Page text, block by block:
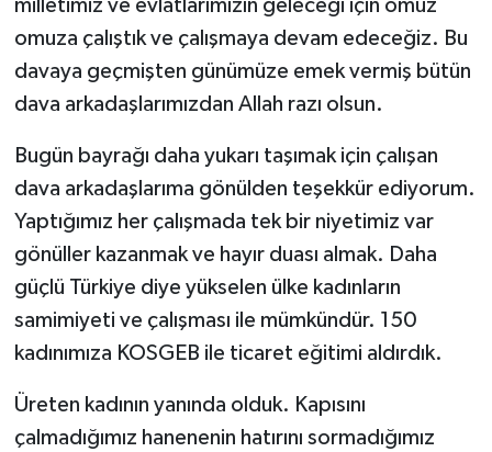
milletimiz ve evlatlarımızın geleceği için omuz
omuza çalıştık ve çalışmaya devam edeceğiz. Bu
davaya geçmişten günümüze emek vermiş bütün
dava arkadaşlarımızdan Allah razı olsun.
Bugün bayrağı daha yukarı taşımak için çalışan
dava arkadaşlarıma gönülden teşekkür ediyorum.
Yaptığımız her çalışmada tek bir niyetimiz var
gönüller kazanmak ve hayır duası almak. Daha
güçlü Türkiye diye yükselen ülke kadınların
samimiyeti ve çalışması ile mümkündür. 150
kadınımıza KOSGEB ile ticaret eğitimi aldırdık.
Üreten kadının yanında olduk. Kapısını
çalmadığımız hanenenin hatırını sormadığımız